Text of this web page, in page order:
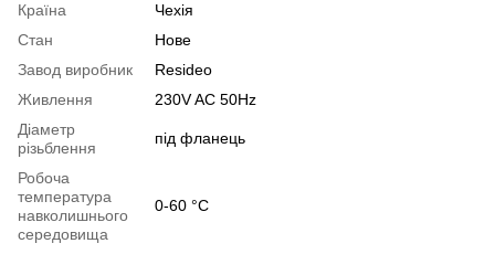
Країна
Чехія
Стан
Нове
Завод виробник
Resideo
Живлення
230V AC 50Hz
Діаметр
різьблення
під фланець
Робоча
температура
навколишнього
середовища
0-60 °C